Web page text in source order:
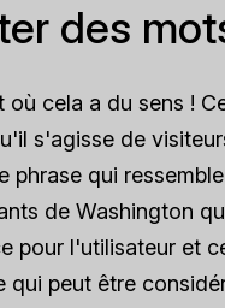
des
où cela a du sens !
s'agisse de
phrase qui
de Washington
pour l'utilisateur et
peut être